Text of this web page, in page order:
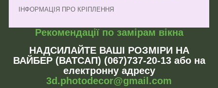
ІНФОРМАЦІЯ ПРО КРІПЛЕННЯ
Рекомендації по замірам вікна
НАДСИЛАЙТЕ ВАШІ РОЗМІРИ НА
ВАЙБЕР (ВАТСАП) (067)737-20-13 або на
електронну адресу
3d.photodecor@gmail.com